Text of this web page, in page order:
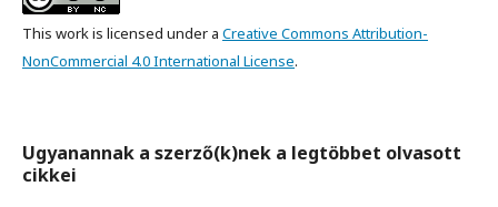
This work is licensed under a Creative Commons Attribution-
NonCommercial 4.0 International License.
Ugyanannak a szerző(k)nek a legtöbbet olvasott
cikkei